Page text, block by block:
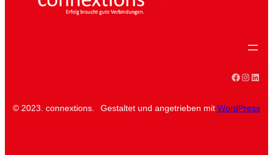
Facebook
© 2023. connextions. Gestaltet und angetrieben mit WordPress